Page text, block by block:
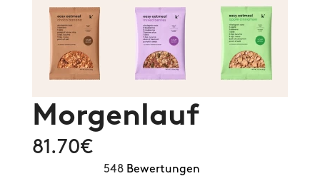
Morgenlauf
81.70€
548 Bewertungen